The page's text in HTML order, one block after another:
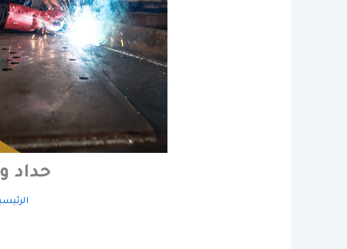
حداد